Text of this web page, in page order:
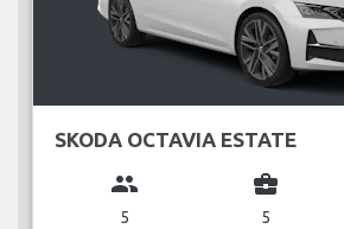
SKODA OCTAVIA ESTATE
group
5
business_center
5